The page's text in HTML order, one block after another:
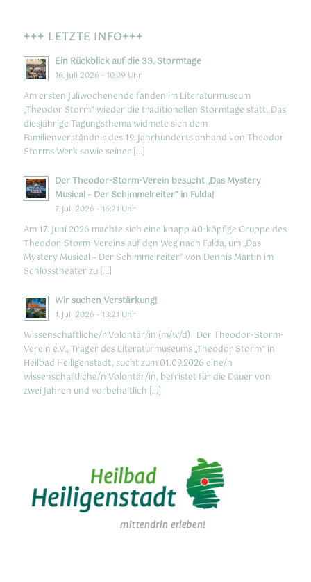
+++ LETZTE INFO+++
Ein Rückblick auf die 33. Stormtage
16. Juli 2026 - 10:09 Uhr
Am ersten Juliwochenende fanden im Literaturmuseum
„Theodor Storm“ wieder die traditionellen Stormtage statt. Das
diesjährige Tagungsthema widmete sich dem
Familienverständnis des 19. Jahrhunderts anhand von Theodor
Storms Werk sowie seiner […]
Der Theodor-Storm-Verein besucht „Das Mystery
Musical – Der Schimmelreiter” in Fulda!
7. Juli 2026 - 16:21 Uhr
Am 17. Juni 2026 machte sich eine knapp 40-köpfige Gruppe des
Theodor-Storm-Vereins auf den Weg nach Fulda, um „Das
Mystery Musical – Der Schimmelreiter” von Dennis Martin im
Schlosstheater zu […]
Wir suchen Verstärkung!
1. Juli 2026 - 13:21 Uhr
Wissenschaftliche/r Volontär/in (m/w/d) Der Theodor-Storm-
Verein e.V., Träger des Literaturmuseums „Theodor Storm“ in
Heilbad Heiligenstadt, sucht zum 01.09.2026 eine/n
wissenschaftliche/n Volontär/in, befristet für die Dauer von
zwei Jahren und vorbehaltlich […]